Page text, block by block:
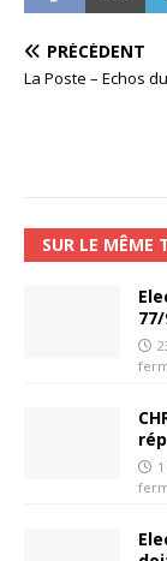
PRÉCÉDENT
La Poste – Echos
SUR LE MÊME